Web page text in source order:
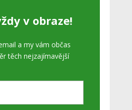
v obraze!
a my vám občas
těch nejzajímavější